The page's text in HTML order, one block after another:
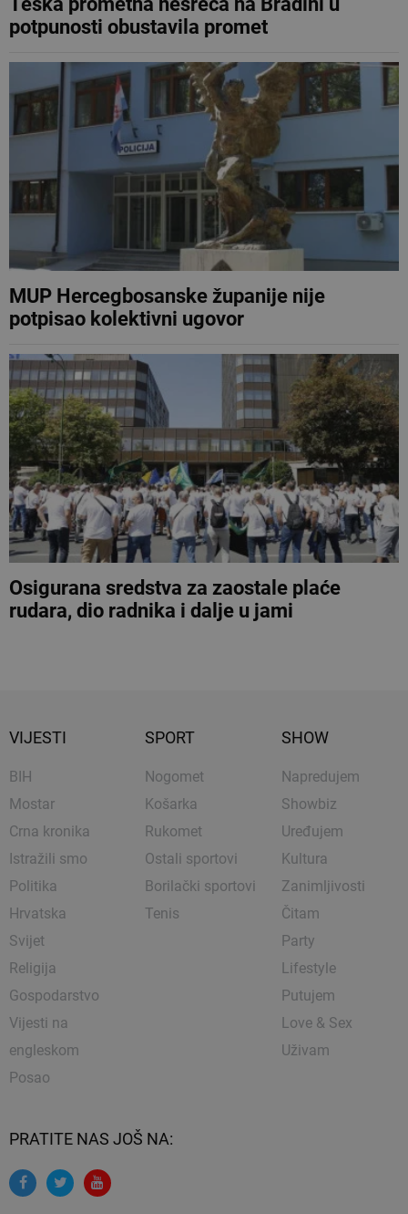
potpunosti obustavila promet
MUP Hercegbosanske županije nije
potpisao kolektivni ugovor
Osigurana sredstva za zaostale plaće
rudara, dio radnika i dalje u jami
VIJESTI
BIH
Mostar
Crna kronika
Istražili smo
Politika
Hrvatska
Svijet
Religija
Gospodarstvo
Vijesti na
engleskom
Posao
SPORT
Nogomet
Košarka
Rukomet
Ostali sportovi
Borilački sportovi
Tenis
SHOW
Napredujem
Showbiz
Uređujem
Kultura
Zanimljivosti
Čitam
Party
Lifestyle
Putujem
Love & Sex
Uživam
PRATITE NAS JOŠ NA: